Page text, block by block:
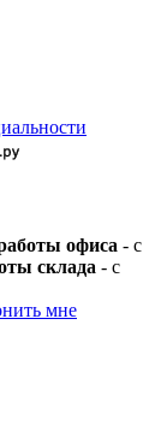
офиса - с
склада - с
мне